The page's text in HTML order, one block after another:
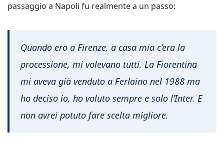
passaggio a Napoli fu realmente a un passo:
Quando ero a Firenze, a casa mia c’era la
processione, mi volevano tutti. La Fiorentina
mi aveva già venduto a Ferlaino nel 1988 ma
ho deciso io, ho voluto sempre e solo l’Inter. E
non avrei potuto fare scelta migliore.